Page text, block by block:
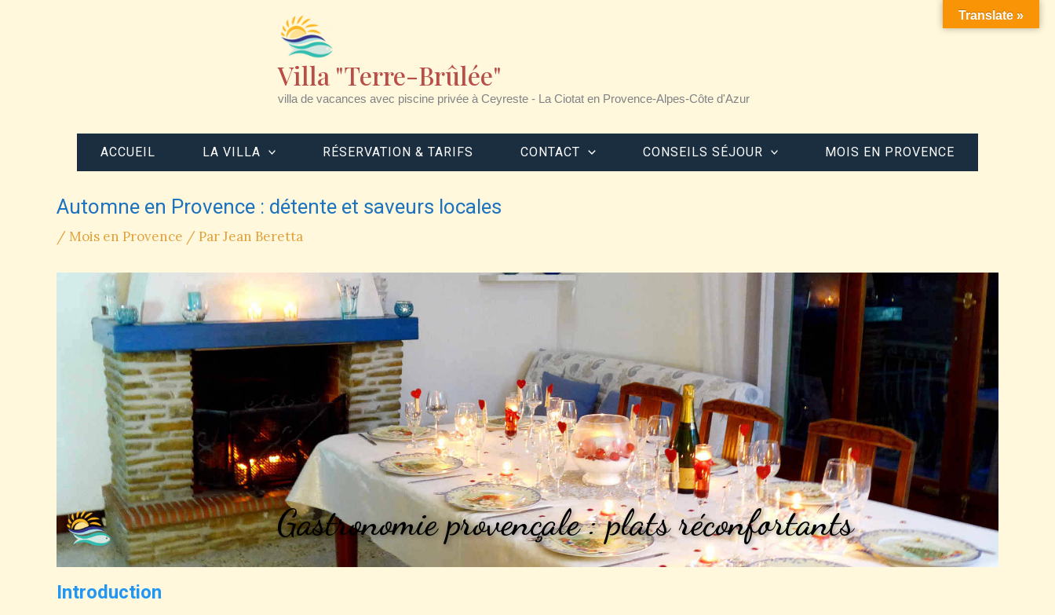
Villa "Terre-Brûlée"
villa de vacances avec piscine privée à Ceyreste - La Ciotat en Provence-Alpes-Côte d'Azur
ACCUEIL LA VILLA RÉSERVATION & TARIFS CONTACT CONSEILS SÉJOUR MOIS EN PROVENCE
Automne en Provence : détente et saveurs locales
/Mois en Provence / ParJean Beretta
Gastronomie provençale : plats réconfortants
Introduction
Translate »